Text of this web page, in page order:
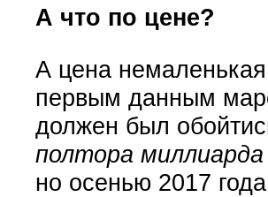
А что по цене?
А цена
первым данным
должен был
полтора миллиарда
но осенью 2017